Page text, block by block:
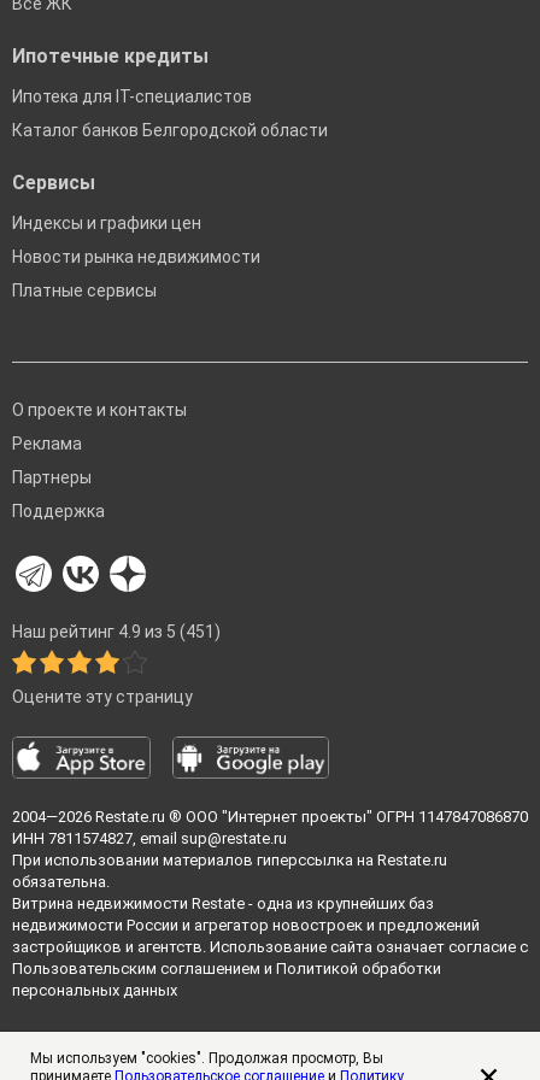
Все ЖК
Ипотечные кредиты
Ипотека для IT-специалистов
Каталог банков Белгородской области
Сервисы
Индексы и графики цен
Новости рынка недвижимости
Платные сервисы
О проекте и контакты
Реклама
Партнеры
Поддержка
Наш рейтинг 4.9 из 5 (451)
Оцените эту страницу
2004—2026 Restate.ru ® ООО "Интернет проекты" ОГРН 1147847086870
ИНН 7811574827, email sup@restate.ru
При использовании материалов гиперссылка на Restate.ru
обязательна.
Витрина недвижимости Restate - одна из крупнейших баз
недвижимости России и агрегатор новостроек и предложений
застройщиков и агентств. Использование сайта означает согласие с
Пользовательским соглашением и Политикой обработки
персональных данных
Мы используем "cookies". Продолжая просмотр, Вы